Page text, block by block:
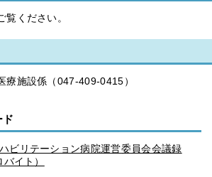
ください。
施設係（047-409-0415）
ド
ビリテーション病院運営委員会会議録
イト）